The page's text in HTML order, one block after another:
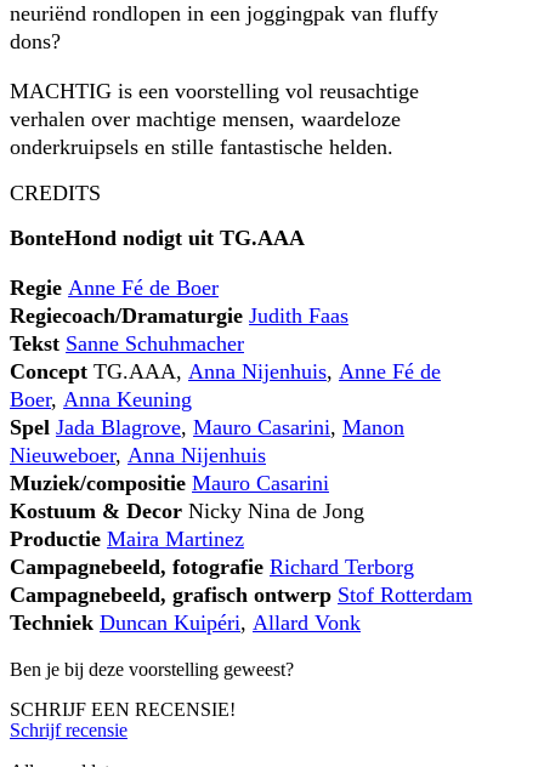
neuriënd rondlopen in een joggingpak van fluffy
dons?
MACHTIG is een voorstelling vol reusachtige
verhalen over machtige mensen, waardeloze
onderkruipsels en stille fantastische helden.
CREDITS
BonteHond nodigt uit TG.AAA
Regie Anne Fé de Boer
Regiecoach/Dramaturgie Judith Faas
Tekst Sanne Schuhmacher
Concept TG.AAA, Anna Nijenhuis, Anne Fé de
Boer, Anna Keuning
Spel Jada Blagrove, Mauro Casarini, Manon
Nieuweboer, Anna Nijenhuis
Muziek/compositie Mauro Casarini
Kostuum & Decor Nicky Nina de Jong
Productie Maira Martinez
Campagnebeeld, fotografie Richard Terborg
Campagnebeeld, grafisch ontwerp Stof Rotterdam
Techniek Duncan Kuipéri, Allard Vonk
Ben je bij deze voorstelling geweest?
SCHRIJF EEN RECENSIE!
Schrijf recensie